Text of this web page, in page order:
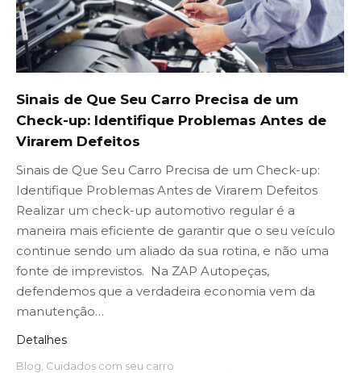
Sinais de Que Seu Carro Precisa de um
Check-up: Identifique Problemas Antes de
Virarem Defeitos
Sinais de Que Seu Carro Precisa de um Check-up:
Identifique Problemas Antes de Virarem Defeitos
Realizar um check-up automotivo regular é a
maneira mais eficiente de garantir que o seu veículo
continue sendo um aliado da sua rotina, e não uma
fonte de imprevistos. Na ZAP Autopeças,
defendemos que a verdadeira economia vem da
manutenção…
Detalhes
Blog Cuidados com seu carro